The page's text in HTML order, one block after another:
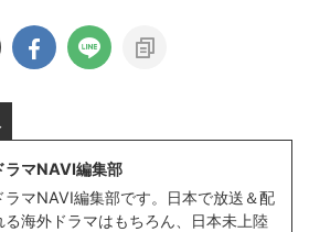
ラマNAVI編集部
ラマNAVI編集部です。日本で放送＆配
る海外ドラマはもちろん、日本未上陸